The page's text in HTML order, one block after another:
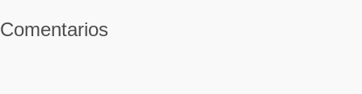
Comentarios